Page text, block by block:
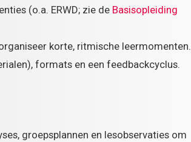
(o.a. ERWD; zie de Basisopleiding
korte, ritmische leermomenten.
formats en een feedbackcyclus.
groepsplannen en lesobservaties om